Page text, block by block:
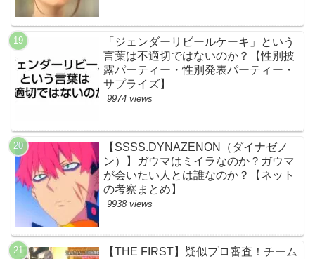
「ジェンダーリビールケーキ」という
言葉は不適切ではないのか？【性別披
露パーティー・性別発表パーティー・
サプライズ】
9974 views
【SSSS.DYNAZENON（ダイナゼノ
ン）】ガウマはミイラなのか？ガウマ
が会いたい人とは誰なのか？【ネット
の考察まとめ】
9938 views
【THE FIRST】疑似プロ審査！チーム